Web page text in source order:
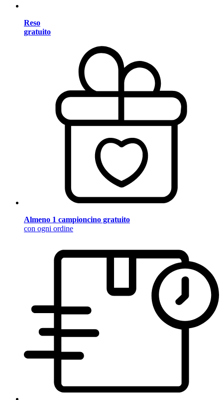
Reso
gratuito
Almeno 1 campioncino gratuito
con ogni ordine